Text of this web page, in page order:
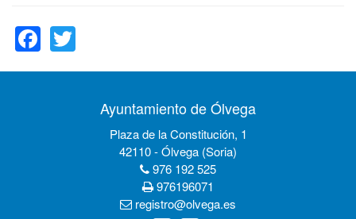
Facebook
Ayuntamiento de Ólvega
Plaza de la Constitución, 1
42110 - Ólvega (Soria)
976 192 525
976196071
registro@olvega.es